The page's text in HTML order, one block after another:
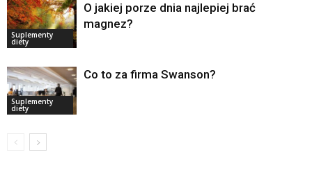
Suplementy
diety
O jakiej porze dnia najlepiej brać
magnez?
Suplementy
diety
Co to za firma Swanson?